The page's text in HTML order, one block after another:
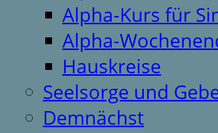
Alpha-Kurs für
Alpha-
Hauskreise
Seelsorge und
Demnächst